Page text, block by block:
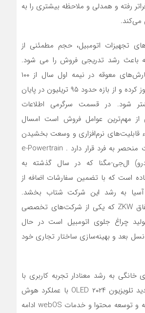
رفته و همدلی و ملاحظه بیشتری را به
تجهیزات اتومبیل، حجم مطمئنی از
باعث رشد تدریجی فروش را می شود.
انتظار می‌رود سفارش‌های معوقه در نیمه اول سال از ۱۰۰
تریلیون KRW تجاوز کرده و از بازه حدود ۹۵ تریلیون در پایان
شود. در قسمت سرگرمی اطلاعات
از مهم‌ترین عوامل فروش است امسال
قابلیت‌های نرم‌افزاری و وسعت بخشیدن
به طیف محصولات منحصر به فرد قرار دارد . e-Powertrain
ال‌جی-مگنا که در سال گذشته به
است که با تضمین سفارشات اضافه از
و آسیا به رشد این شرکت شتاب بخشد.
همزمان با این اتفاق ZKW که یکی از شرکت‌های تخصصی
چراغ جلوی اتومبیل است در حال
بعد و بهینه‌سازی ساختار تجاری خود
به رشد معنادار تجربه کاربری با
راه‌اندازی سری جدید تلویزیون ۲۰۲۴ OLED با عملکرد هوش
مصنوعی بهبودیافته و توسعه محتوا و خدمات webOS ادامه